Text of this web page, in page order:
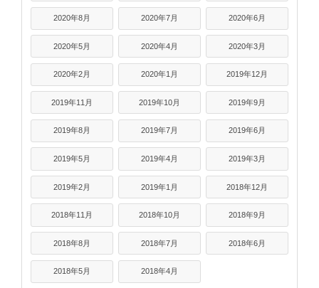
2020年8月 2020年7月 2020年6月
2020年5月 2020年4月 2020年3月
2020年2月 2020年1月 2019年12月
2019年11月 2019年10月 2019年9月
2019年8月 2019年7月 2019年6月
2019年5月 2019年4月 2019年3月
2019年2月 2019年1月 2018年12月
2018年11月 2018年10月 2018年9月
2018年8月 2018年7月 2018年6月
2018年5月 2018年4月